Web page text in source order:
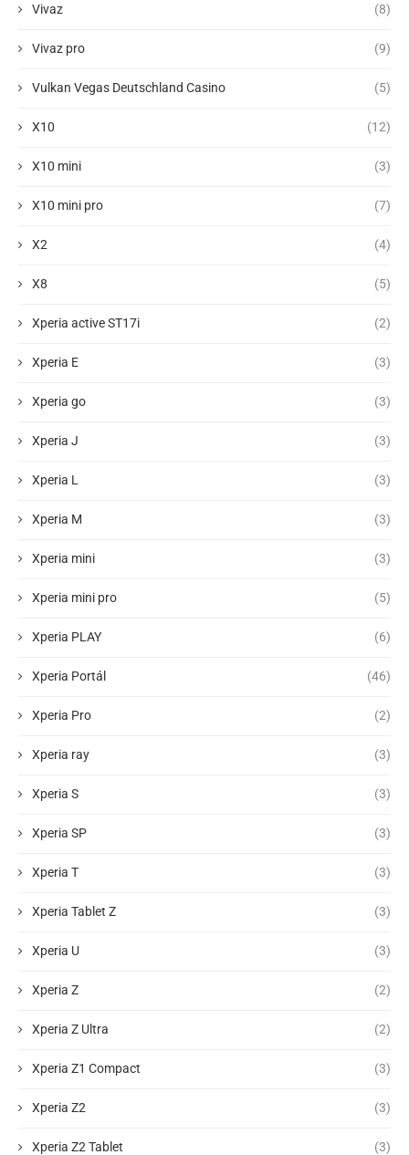
Vivaz (8)
Vivaz pro (9)
Vulkan Vegas Deutschland Casino (5)
X10 (12)
X10 mini (3)
X10 mini pro (7)
X2 (4)
X8 (5)
Xperia active ST17i (2)
Xperia E (3)
Xperia go (3)
Xperia J (3)
Xperia L (3)
Xperia M (3)
Xperia mini (3)
Xperia mini pro (5)
Xperia PLAY (6)
Xperia Portál (46)
Xperia Pro (2)
Xperia ray (3)
Xperia S (3)
Xperia SP (3)
Xperia T (3)
Xperia Tablet Z (3)
Xperia U (3)
Xperia Z (2)
Xperia Z Ultra (2)
Xperia Z1 Compact (3)
Xperia Z2 (3)
Xperia Z2 Tablet (3)